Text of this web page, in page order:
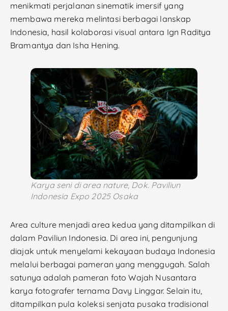
menikmati perjalanan sinematik imersif yang
membawa mereka melintasi berbagai lanskap
Indonesia, hasil kolaborasi visual antara Ign Raditya
Bramantya dan Isha Hening.
Karya seni di area nature, Dok. Paviliun
Indonesia Expo 2025 Osaka
Area culture menjadi area kedua yang ditampilkan di
dalam Paviliun Indonesia. Di area ini, pengunjung
diajak untuk menyelami kekayaan budaya Indonesia
melalui berbagai pameran yang menggugah. Salah
satunya adalah pameran foto Wajah Nusantara
karya fotografer ternama Davy Linggar. Selain itu,
ditampilkan pula koleksi senjata pusaka tradisional